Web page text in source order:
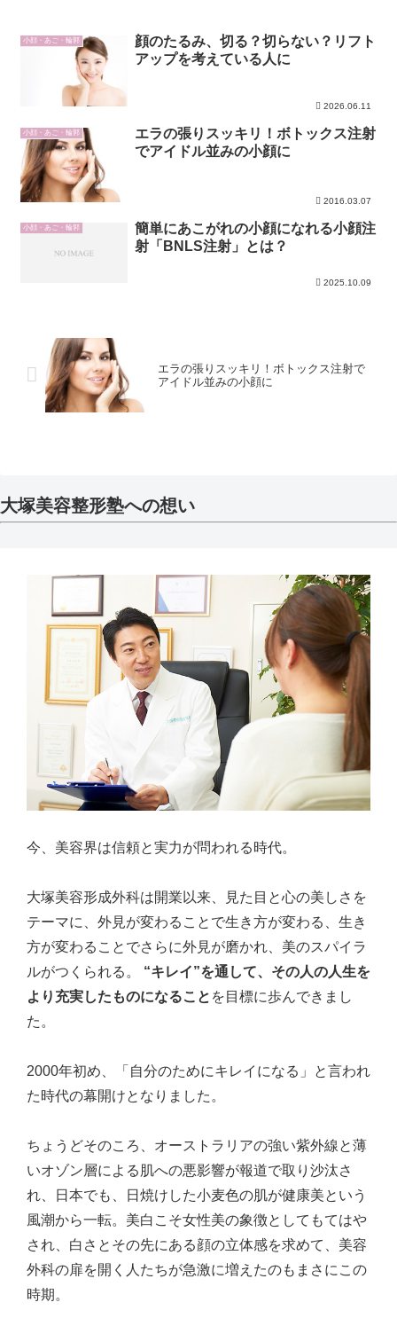
小顔・あご・輪郭
顔のたるみ、切る？切らない？リフト
アップを考えている人に
2026.06.11
小顔・あご・輪郭
エラの張りスッキリ！ボトックス注射
でアイドル並みの小顔に
2016.03.07
小顔・あご・輪郭
簡単にあこがれの小顔になれる小顔注
射「BNLS注射」とは？
2025.10.09
エラの張りスッキリ！ボトックス注射で
アイドル並みの小顔に
大塚美容整形塾への想い
今、美容界は信頼と実力が問われる時代。
大塚美容形成外科は開業以来、見た目と心の美しさを
テーマに、外見が変わることで生き方が変わる、生き
方が変わることでさらに外見が磨かれ、美のスパイラ
ルがつくられる。 “キレイ”を通して、その人の人生を
より充実したものになること を目標に歩んできまし
た。
2000年初め、「自分のためにキレイになる」と言われ
た時代の幕開けとなりました。
ちょうどそのころ、オーストラリアの強い紫外線と薄
いオゾン層による肌への悪影響が報道で取り沙汰さ
れ、日本でも、日焼けした小麦色の肌が健康美という
風潮から一転。美白こそ女性美の象徴としてもてはや
され、白さとその先にある顔の立体感を求めて、美容
外科の扉を開く人たちが急激に増えたのもまさにこの
時期。